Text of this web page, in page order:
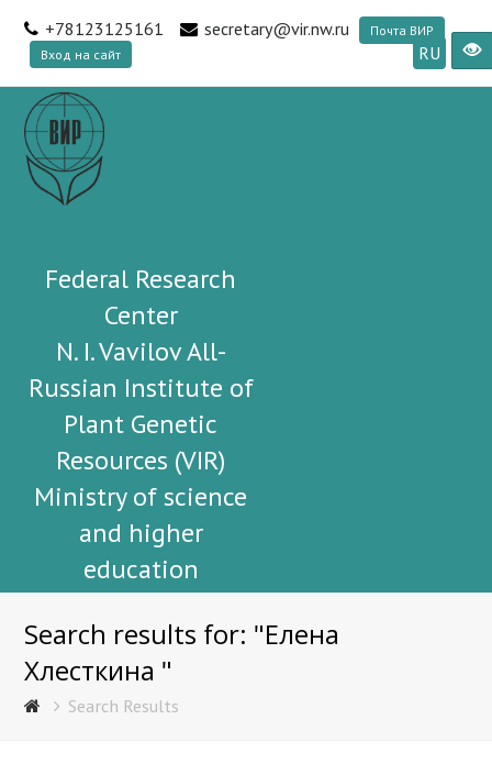
+78123125161 secretary@vir.nw.ru
Почта ВИР
Вход на сайт
RU
Federal Research
Center
N. I. Vavilov All-
Russian Institute of
Plant Genetic
Resources (VIR)
Ministry of science
and higher
education
Search results for: "Елена
Хлесткина "
Search Results